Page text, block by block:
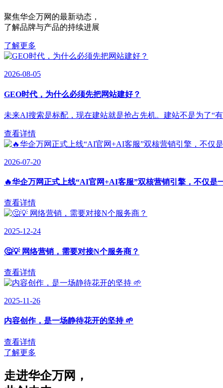
聚焦华企万网的最新动态 ，
了解品牌与产品的持续进展
了解更多
2026-08-05
GEO时代，为什么必须先把网站建好？
未来AI搜索是标配，现在建站就是抢占先机。建站不是为了“
查看详情
2026-07-20
🔥华企万网正式上线“AI官网+AI客服”双核营销引擎，不仅是
查看详情
2025-12-24
🤔💡 网络营销，需要对接N个服务商？
查看详情
2025-11-26
内容创作，是一场静待花开的坚持 🌱
查看详情
了解更多
走进华企万网 ，